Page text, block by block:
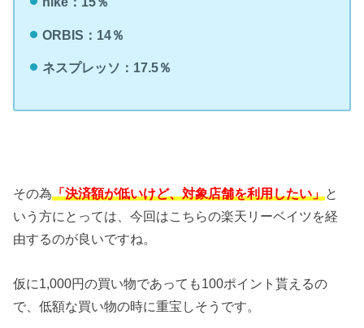
ORBIS：14％
ネスプレッソ：17.5％
その為「決済額が低いけど、対象店舗を利用したい」と
いう方にとっては、今回はこちらの楽天リーベイツを経
由するのが良いですね。
仮に1,000円の買い物であっても100ポイント貰えるの
で、低額な買い物の時に重宝しそうです。